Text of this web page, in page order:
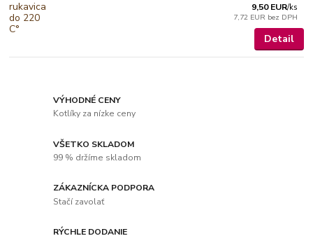
9,50 EUR/ks
7,72 EUR bez DPH
Detail
VÝHODNÉ CENY
Kotlíky za nízke ceny
VŠETKO SKLADOM
99 % držíme skladom
ZÁKAZNÍCKA PODPORA
Stačí zavolať
RÝCHLE DODANIE